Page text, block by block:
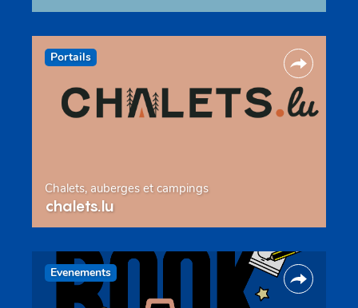
Portails
Chalets, auberges et campings
chalets.lu
Evenements